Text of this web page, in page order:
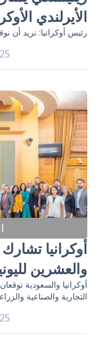
الأيرلندي
رئيس أوكرانيا: نريد أن
أوكرانيا
والعشرين
التجارية والصناعية